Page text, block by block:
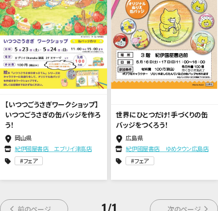
【いつつごうさぎワークショップ】
いつつごうさぎの缶バッジを作ろ
う！
岡山県
紀伊國屋書店 エブリイ津高店
フェア
世界にひとつだけ！手づくりの缶
バッジをつくろう！
広島県
紀伊國屋書店 ゆめタウン広島店
フェア
前のページ 次のページ